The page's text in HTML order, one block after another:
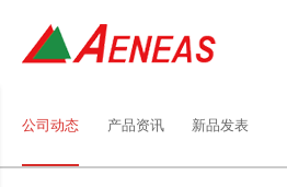
公司动态 产品资讯 新品发表